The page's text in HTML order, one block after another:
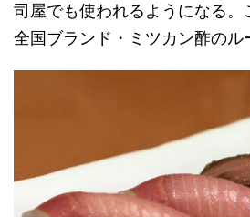
司屋でも使われるようになる。
全国ブランド・ミツカン酢のル